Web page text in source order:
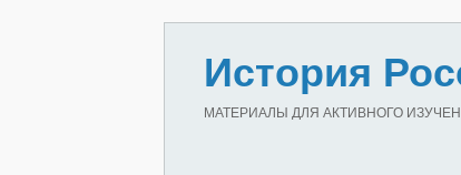
История
МАТЕРИАЛЫ ДЛЯ АКТИВНОГО